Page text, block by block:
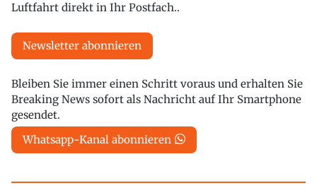
Luftfahrt direkt in Ihr Postfach..
Newsletter abonnieren
Bleiben Sie immer einen Schritt voraus und erhalten Sie
Breaking News sofort als Nachricht auf Ihr Smartphone
gesendet.
Whatsapp-Kanal abonnieren